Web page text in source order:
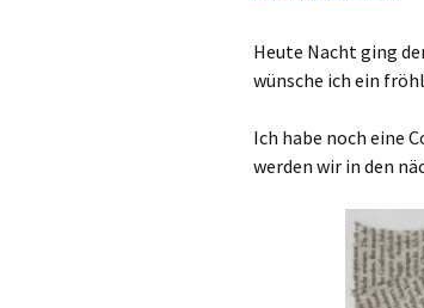
Heute Nacht ging
wünsche ich ein
Ich habe noch eine
werden wir in den